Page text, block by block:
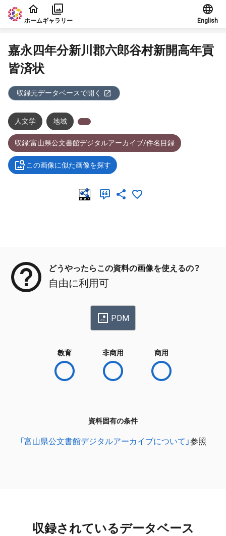
本文に飛ぶ
ホームギャラリー English
嘉永四年分新川郡六郎谷村新開高年貢
皆済状
収録元データベースで開く
人文学 地域
収録:富山県公文書館デジタルアーカイブ/件名目録
この画像に似た画像を探す
どうやったらこの資料の画像を使えるの？
自由に利用可
PDM
教育 非商用 商用
資料固有の条件
「富山県公文書館デジタルアーカイブについて」参照
収録されているデータベース